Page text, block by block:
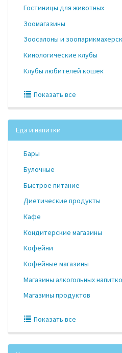
Гостиницы для животных
Зоомагазины
Зоосалоны и
Кинологические клубы
Клубы любителей кошек
Показать все
Еда и напитки
Бары
Булочные
Быстрое питание
Диетические продукты
Кафе
Кондитерские магазины
Кофейни
Кофейные магазины
Магазины алкогольных
Магазины продуктов
Показать все